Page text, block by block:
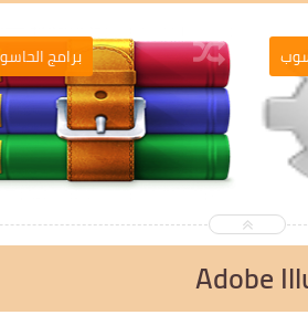
برامج
Adobe